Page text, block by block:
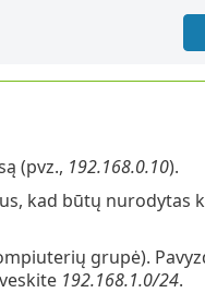
(pvz., 192.168.0.10).
kad būtų nurodytas
grupė).
192.168.1.0/24.